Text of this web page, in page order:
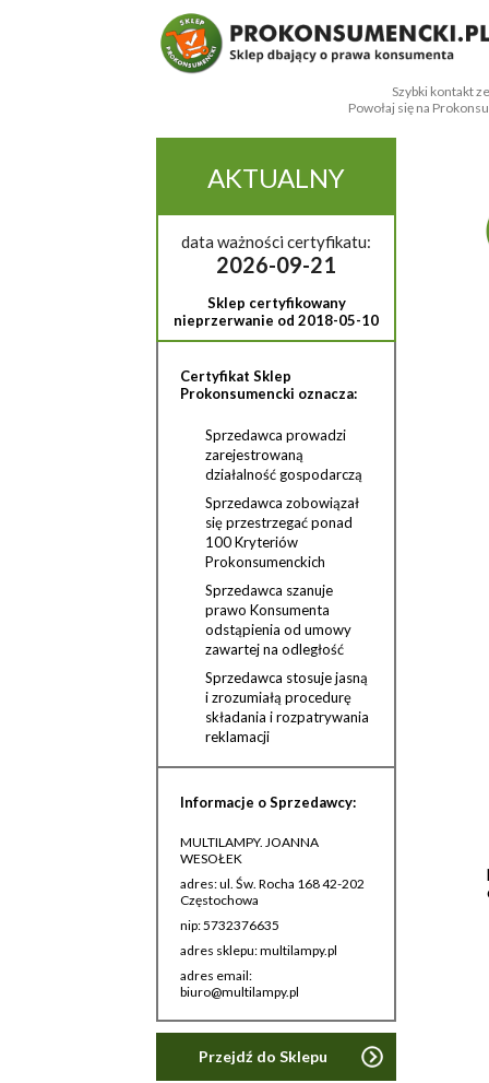
Szybki kontakt
Powołaj się na
AKTUALNY
data ważności certyfikatu:
2026-09-21
Sklep certyfikowany
nieprzerwanie od 2018-05-10
Certyfikat Sklep
Prokonsumencki oznacza:
Sprzedawca prowadzi
zarejestrowaną
działalność gospodarczą
Sprzedawca zobowiązał
się przestrzegać ponad
100 Kryteriów
Prokonsumenckich
Sprzedawca szanuje
prawo Konsumenta
odstąpienia od umowy
zawartej na odległość
Sprzedawca stosuje jasną
i zrozumiałą procedurę
składania i rozpatrywania
reklamacji
Informacje o Sprzedawcy:
MULTILAMPY. JOANNA
WESOŁEK
adres: ul. Św. Rocha 168 42-202
Częstochowa
nip: 5732376635
adres sklepu: multilampy.pl
adres email:
biuro@multilampy.pl
Przejdź do Sklepu